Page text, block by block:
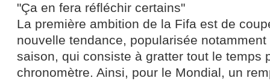
"Ça en fera réfléchir certains"
La première ambition de la Fifa est de
nouvelle tendance, popularisée
saison, qui consiste à gratter tout le temps
chronomètre. Ainsi, pour le Mondial, un